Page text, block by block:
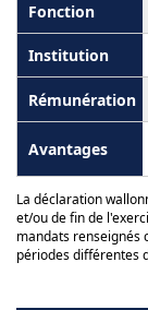
La déclaration
et/ou de fin de
mandats renseignés
périodes différentes